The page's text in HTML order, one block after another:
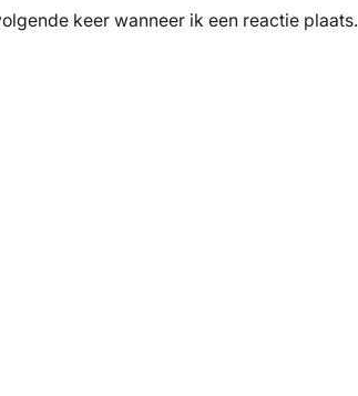
keer wanneer ik een reactie plaats.